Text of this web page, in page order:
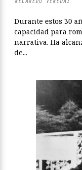
Durante estos 30
capacidad para
narrativa. Ha
de...